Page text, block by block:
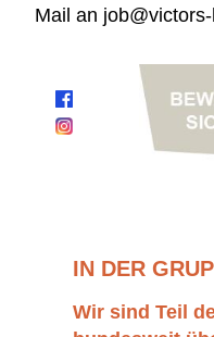
Mail an
IN DER
Wir sind Teil